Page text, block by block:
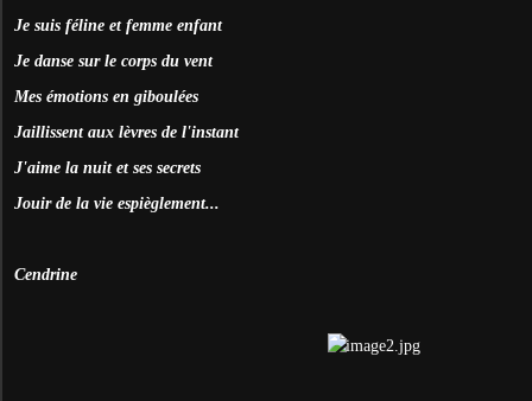
Je suis féline et femme enfant
Je danse sur le corps du vent
Mes émotions en giboulées
Jaillissent aux lèvres de l'instant
J'aime la nuit et ses secrets
Jouir de la vie espièglement...
Cendrine